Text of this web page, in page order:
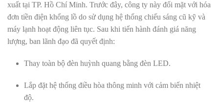
xuất tại TP. Hồ Chí Minh. Trước đây, công ty này đối mặt với hóa
đơn tiền điện khổng lồ do sử dụng hệ thống chiếu sáng cũ kỹ và
máy lạnh hoạt động liên tục. Sau khi tiến hành đánh giá năng
lượng, ban lãnh đạo đã quyết định:
Thay toàn bộ đèn huỳnh quang bằng đèn LED.
Lắp đặt hệ thống điều hòa thông minh với cảm biến nhiệt
độ.